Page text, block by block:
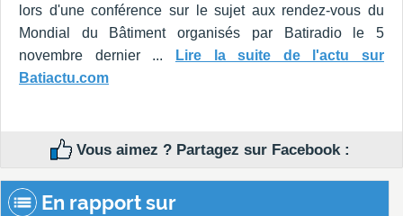
lors d'une conférence sur le sujet aux rendez-vous du
Mondial du Bâtiment organisés par Batiradio le 5
novembre dernier ...
Lire la suite de l'actu sur
Batiactu.com
Vous aimez ? Partagez sur Facebook :
En rapport sur